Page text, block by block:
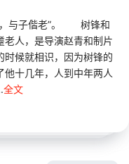
与子偕老”。 树锋和
老人，是导演赵青和制片
时候就相识，因为树锋的
他十几年，人到中年两人
全文